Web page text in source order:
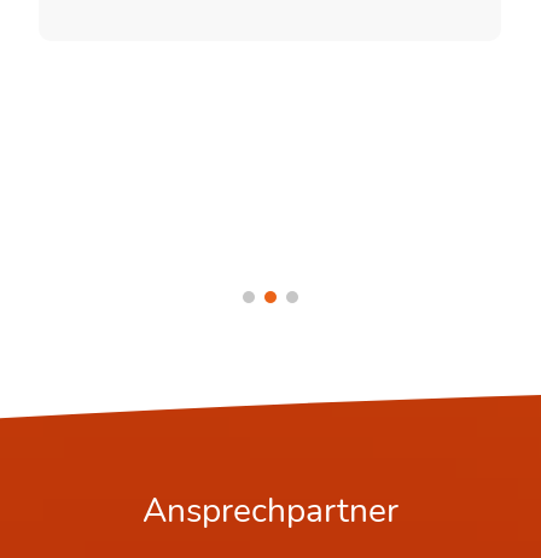
Ansprechpartner